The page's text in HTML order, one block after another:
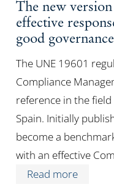
The new
effective
good
The UNE 19601
Compliance
reference in the
Spain. Initially
become a
with an effective
Read more